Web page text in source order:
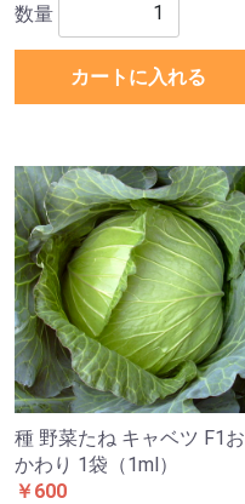
数量
カートに入れる
種 野菜たね キャベツ F1お
かわり 1袋（1ml）
￥600